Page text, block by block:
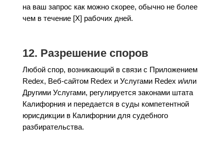
на ваш запрос как можно скорее, обычно не более
чем в течение [X] рабочих дней.
12. Разрешение споров
Любой спор, возникающий в связи с Приложением
Redex, Веб-сайтом Redex и Услугами Redex и/или
Другими Услугами, регулируется законами штата
Калифорния и передается в суды компетентной
юрисдикции в Калифорнии для судебного
разбирательства.